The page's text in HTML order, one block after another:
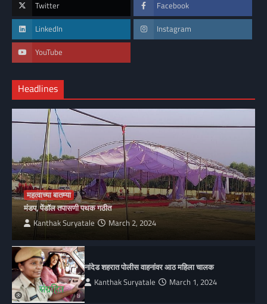
Twitter Facebook
LinkedIn Instagram
YouTube
Headlines
महत्वाच्या बातम्या
मंडप, पेंडॉल तपासणी पथक गठीत
Kanthak Suryatale March 2, 2024
नांदेड शहरात पोलीस वाहनांवर आठ महिला चालक
Kanthak Suryatale March 1, 2024